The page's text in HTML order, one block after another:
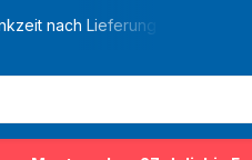
nach Lieferung